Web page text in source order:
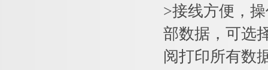
>接线方便，
部数据，可选
阅打印所有数